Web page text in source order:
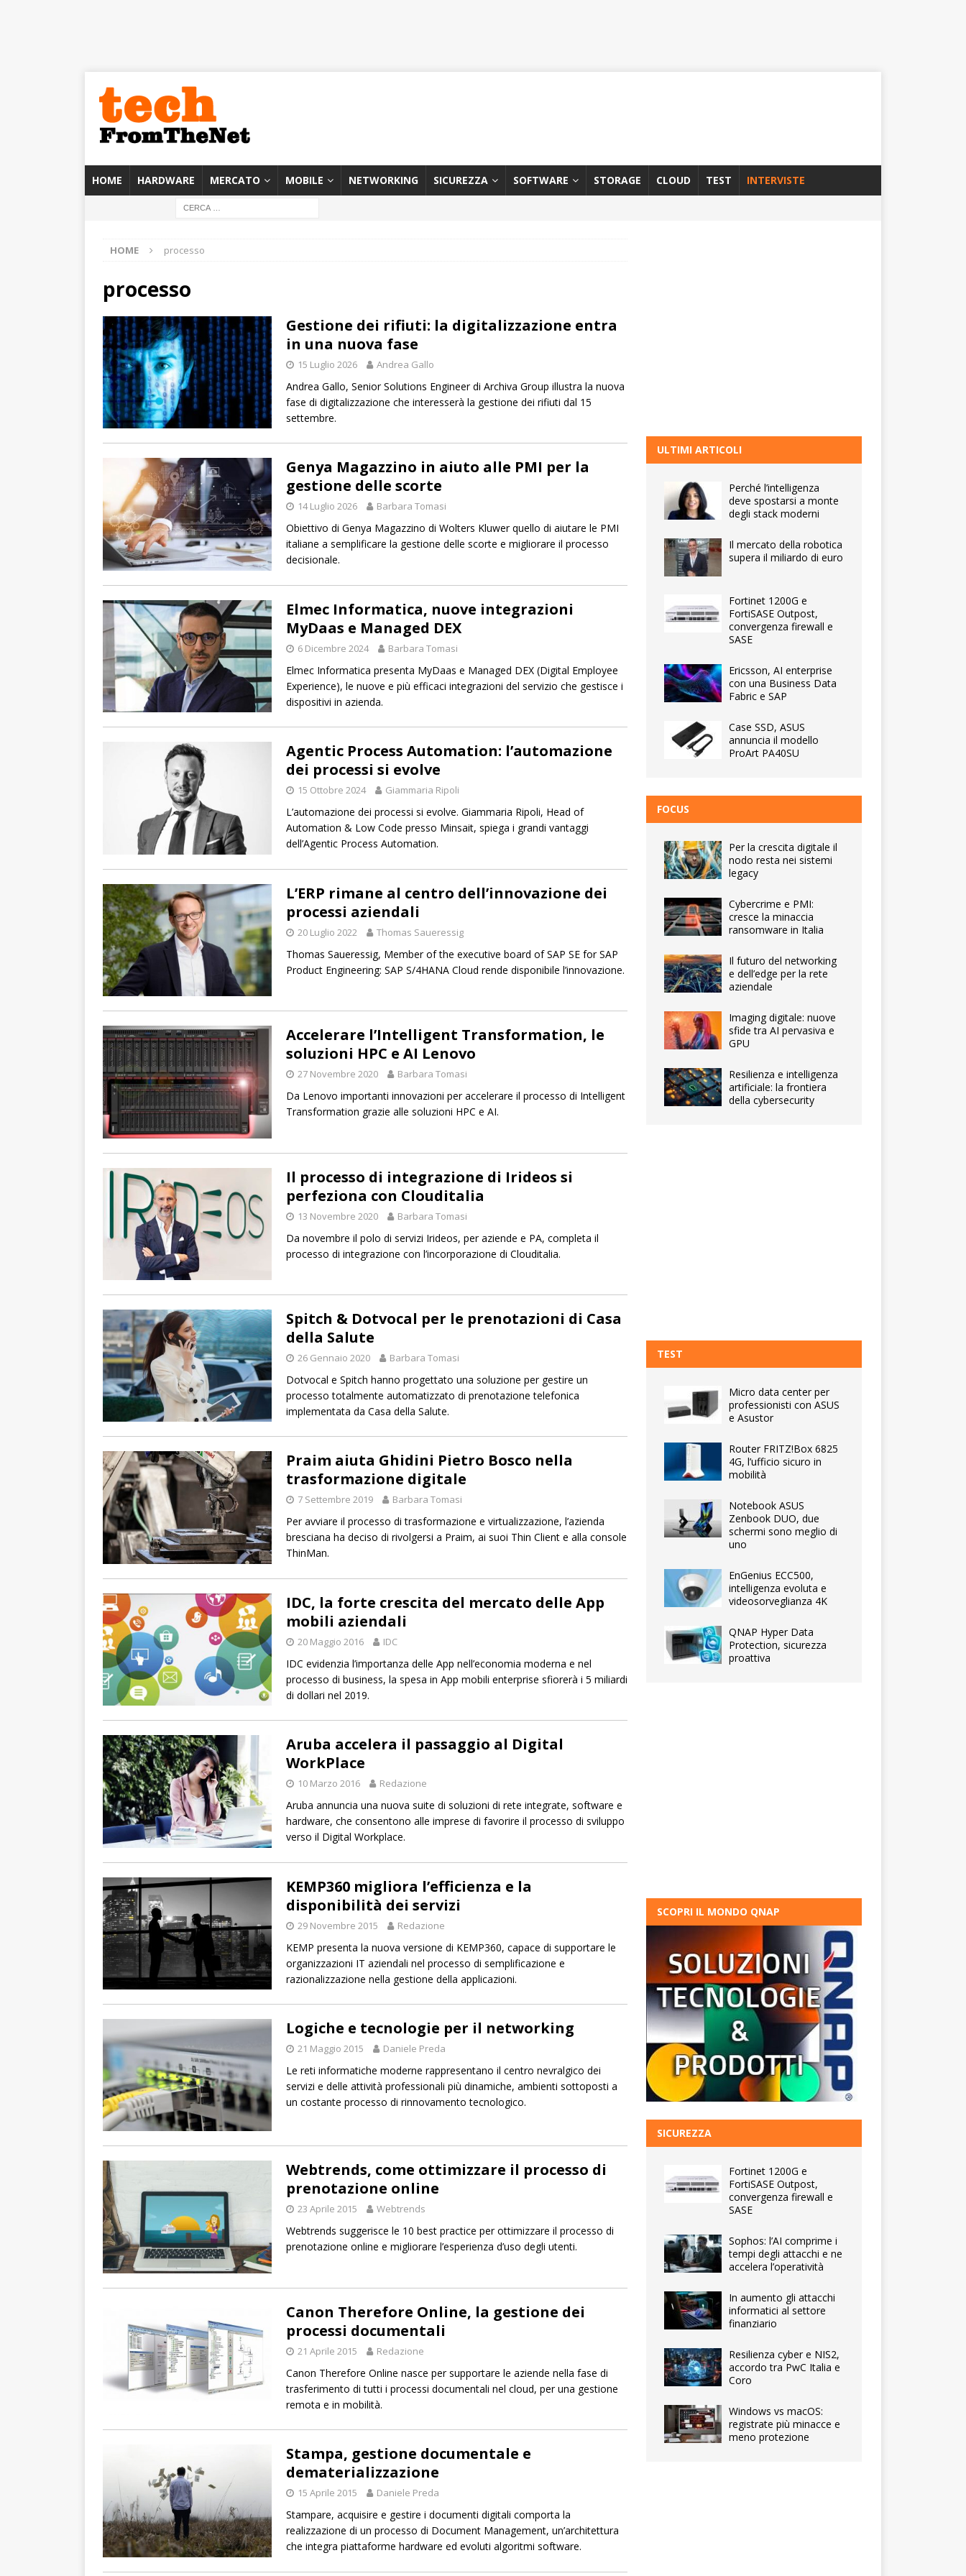
HOME HARDWARE MERCATO MOBILE NETWORKING SICUREZZA SOFTWARE STORAGE CLOUD TEST INTERVISTE
HOME processo
processo
Gestione dei rifiuti: la digitalizzazione entra
in una nuova fase
15 Luglio 2026 Andrea Gallo
Andrea Gallo, Senior Solutions Engineer di Archiva Group illustra la nuova
fase di digitalizzazione che interesserà la gestione dei rifiuti dal 15
settembre.
Genya Magazzino in aiuto alle PMI per la
gestione delle scorte
14 Luglio 2026 Barbara Tomasi
Obiettivo di Genya Magazzino di Wolters Kluwer quello di aiutare le PMI
italiane a semplificare la gestione delle scorte e migliorare il processo
decisionale.
Elmec Informatica, nuove integrazioni
MyDaas e Managed DEX
6 Dicembre 2024 Barbara Tomasi
Elmec Informatica presenta MyDaas e Managed DEX (Digital Employee
Experience), le nuove e più efficaci integrazioni del servizio che gestisce i
dispositivi in azienda.
Agentic Process Automation: l’automazione
dei processi si evolve
15 Ottobre 2024 Giammaria Ripoli
L’automazione dei processi si evolve. Giammaria Ripoli, Head of
Automation & Low Code presso Minsait, spiega i grandi vantaggi
dell’Agentic Process Automation.
L’ERP rimane al centro dell’innovazione dei
processi aziendali
20 Luglio 2022 Thomas Saueressig
Thomas Saueressig, Member of the executive board of SAP SE for SAP
Product Engineering: SAP S/4HANA Cloud rende disponibile l’innovazione.
Accelerare l’Intelligent Transformation, le
soluzioni HPC e AI Lenovo
27 Novembre 2020 Barbara Tomasi
Da Lenovo importanti innovazioni per accelerare il processo di Intelligent
Transformation grazie alle soluzioni HPC e AI.
Il processo di integrazione di Irideos si
perfeziona con Clouditalia
13 Novembre 2020 Barbara Tomasi
Da novembre il polo di servizi Irideos, per aziende e PA, completa il
processo di integrazione con l’incorporazione di Clouditalia.
Spitch & Dotvocal per le prenotazioni di Casa
della Salute
26 Gennaio 2020 Barbara Tomasi
Dotvocal e Spitch hanno progettato una soluzione per gestire un
processo totalmente automatizzato di prenotazione telefonica
implementata da Casa della Salute.
Praim aiuta Ghidini Pietro Bosco nella
trasformazione digitale
7 Settembre 2019 Barbara Tomasi
Per avviare il processo di trasformazione e virtualizzazione, l’azienda
bresciana ha deciso di rivolgersi a Praim, ai suoi Thin Client e alla console
ThinMan.
IDC, la forte crescita del mercato delle App
mobili aziendali
20 Maggio 2016 IDC
IDC evidenzia l’importanza delle App nell’economia moderna e nel
processo di business, la spesa in App mobili enterprise sfiorerà i 5 miliardi
di dollari nel 2019.
Aruba accelera il passaggio al Digital
WorkPlace
10 Marzo 2016 Redazione
Aruba annuncia una nuova suite di soluzioni di rete integrate, software e
hardware, che consentono alle imprese di favorire il processo di sviluppo
verso il Digital Workplace.
KEMP360 migliora l’efficienza e la
disponibilità dei servizi
29 Novembre 2015 Redazione
KEMP presenta la nuova versione di KEMP360, capace di supportare le
organizzazioni IT aziendali nel processo di semplificazione e
razionalizzazione nella gestione della applicazioni.
Logiche e tecnologie per il networking
21 Maggio 2015 Daniele Preda
Le reti informatiche moderne rappresentano il centro nevralgico dei
servizi e delle attività professionali più dinamiche, ambienti sottoposti a
un costante processo di rinnovamento tecnologico.
Webtrends, come ottimizzare il processo di
prenotazione online
23 Aprile 2015 Webtrends
Webtrends suggerisce le 10 best practice per ottimizzare il processo di
prenotazione online e migliorare l’esperienza d’uso degli utenti.
Canon Therefore Online, la gestione dei
processi documentali
21 Aprile 2015 Redazione
Canon Therefore Online nasce per supportare le aziende nella fase di
trasferimento di tutti i processi documentali nel cloud, per una gestione
remota e in mobilità.
Stampa, gestione documentale e
dematerializzazione
15 Aprile 2015 Daniele Preda
Stampare, acquisire e gestire i documenti digitali comporta la
realizzazione di un processo di Document Management, un’architettura
che integra piattaforme hardware ed evoluti algoritmi software.
ULTIMI ARTICOLI
Perché l’intelligenza
deve spostarsi a monte
degli stack moderni
Il mercato della robotica
supera il miliardo di euro
Fortinet 1200G e
FortiSASE Outpost,
convergenza firewall e
SASE
Ericsson, AI enterprise
con una Business Data
Fabric e SAP
Case SSD, ASUS
annuncia il modello
ProArt PA40SU
FOCUS
Per la crescita digitale il
nodo resta nei sistemi
legacy
Cybercrime e PMI:
cresce la minaccia
ransomware in Italia
Il futuro del networking
e dell’edge per la rete
aziendale
Imaging digitale: nuove
sfide tra AI pervasiva e
GPU
Resilienza e intelligenza
artificiale: la frontiera
della cybersecurity
TEST
Micro data center per
professionisti con ASUS
e Asustor
Router FRITZ!Box 6825
4G, l’ufficio sicuro in
mobilità
Notebook ASUS
Zenbook DUO, due
schermi sono meglio di
uno
EnGenius ECC500,
intelligenza evoluta e
videosorveglianza 4K
QNAP Hyper Data
Protection, sicurezza
proattiva
SCOPRI IL MONDO QNAP
SICUREZZA
Fortinet 1200G e
FortiSASE Outpost,
convergenza firewall e
SASE
Sophos: l’AI comprime i
tempi degli attacchi e ne
accelera l’operatività
In aumento gli attacchi
informatici al settore
finanziario
Resilienza cyber e NIS2,
accordo tra PwC Italia e
Coro
Windows vs macOS:
registrate più minacce e
meno protezione